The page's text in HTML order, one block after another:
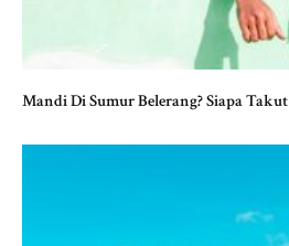
Mandi Di Sumur Belerang? Siapa Takut